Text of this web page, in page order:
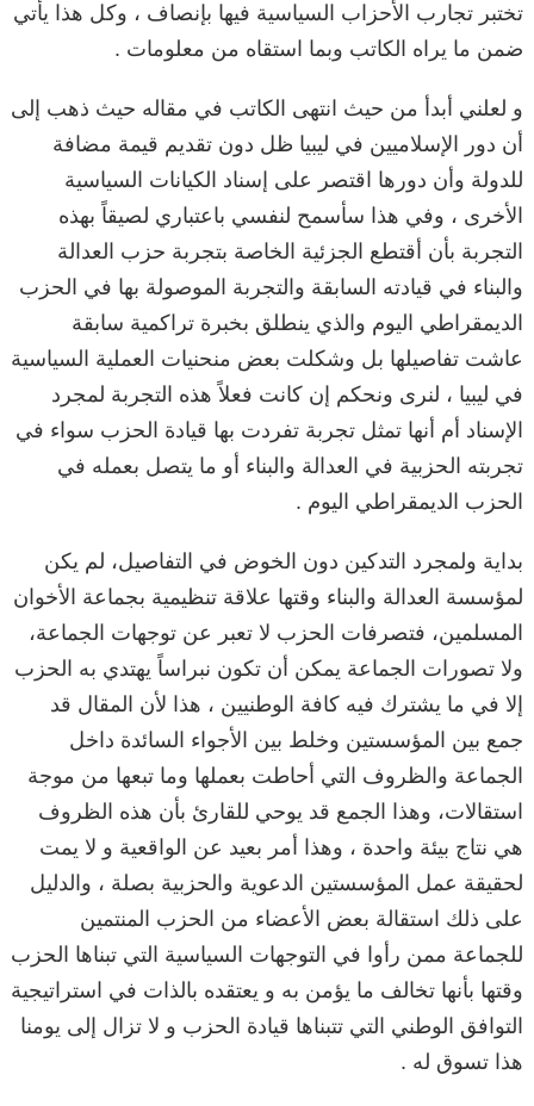
تختبر تجارب الأحزاب السياسية فيها بإنصاف ، وكل هذا يأتي
ضمن ما يراه الكاتب وبما استقاه من معلومات .
و لعلني أبدأ من حيث انتهى الكاتب في مقاله حيث ذهب إلى
أن دور الإسلاميين في ليبيا ظل دون تقديم قيمة مضافة
للدولة وأن دورها اقتصر على إسناد الكيانات السياسية
الأخرى ، وفي هذا سأسمح لنفسي باعتباري لصيقاً بهذه
التجربة بأن أقتطع الجزئية الخاصة بتجربة حزب العدالة
والبناء في قيادته السابقة والتجربة الموصولة بها في الحزب
الديمقراطي اليوم والذي ينطلق بخبرة تراكمية سابقة
عاشت تفاصيلها بل وشكلت بعض منحنيات العملية السياسية
في ليبيا ، لنرى ونحكم إن كانت فعلاً هذه التجربة لمجرد
الإسناد أم أنها تمثل تجربة تفردت بها قيادة الحزب سواء في
تجربته الحزبية في العدالة والبناء أو ما يتصل بعمله في
الحزب الديمقراطي اليوم .
بداية ولمجرد التدكين دون الخوض في التفاصيل، لم يكن
لمؤسسة العدالة والبناء وقتها علاقة تنظيمية بجماعة الأخوان
المسلمين، فتصرفات الحزب لا تعبر عن توجهات الجماعة،
ولا تصورات الجماعة يمكن أن تكون نبراساً يهتدي به الحزب
إلا في ما يشترك فيه كافة الوطنيين ، هذا لأن المقال قد
جمع بين المؤسستين وخلط بين الأجواء السائدة داخل
الجماعة والظروف التي أحاطت بعملها وما تبعها من موجة
استقالات، وهذا الجمع قد يوحي للقارئ بأن هذه الظروف
هي نتاج بيئة واحدة ، وهذا أمر بعيد عن الواقعية و لا يمت
لحقيقة عمل المؤسستين الدعوية والحزبية بصلة ، والدليل
على ذلك استقالة بعض الأعضاء من الحزب المنتمين
للجماعة ممن رأوا في التوجهات السياسية التي تبناها الحزب
وقتها بأنها تخالف ما يؤمن به و يعتقده بالذات في استراتيجية
التوافق الوطني التي تتبناها قيادة الحزب و لا تزال إلى يومنا
هذا تسوق له .